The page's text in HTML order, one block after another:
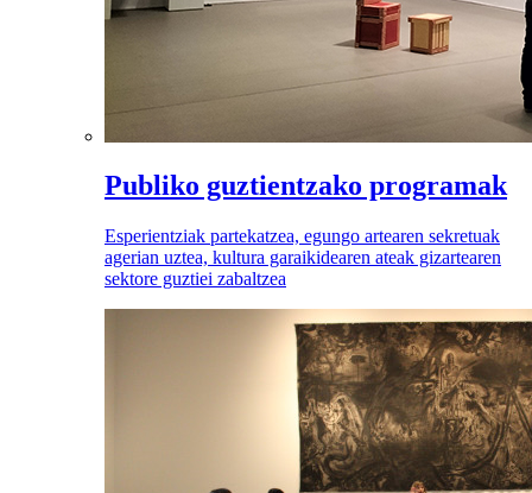
Publiko guztientzako programak
Esperientziak partekatzea, egungo artearen sekretuak
agerian uztea, kultura garaikidearen ateak gizartearen
sektore guztiei zabaltzea